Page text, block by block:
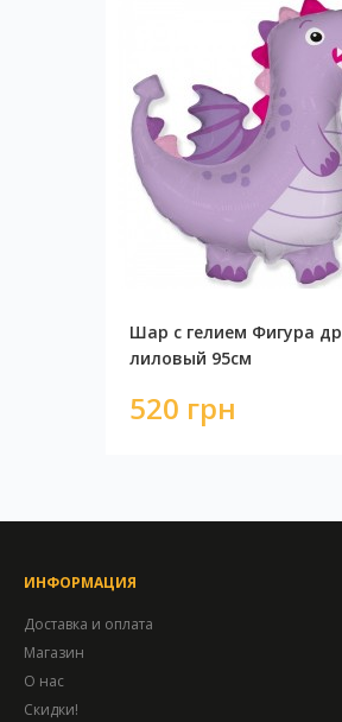
Шар с гелием Фигура
лиловый 95см
520 грн
ИНФОРМАЦИЯ
Доставка и оплата
Магазин
О нас
Скидки!